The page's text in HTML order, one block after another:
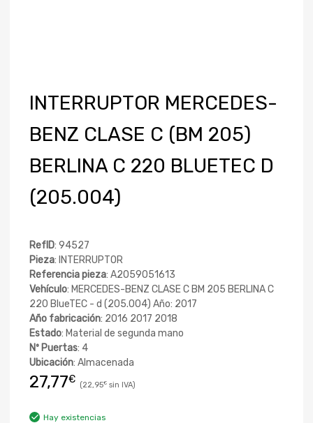
INTERRUPTOR MERCEDES-
BENZ CLASE C (BM 205)
BERLINA C 220 BLUETEC D
(205.004)
RefID: 94527
Pieza: INTERRUPTOR
Referencia pieza: A2059051613
Vehículo: MERCEDES-BENZ CLASE C BM 205 BERLINA C
220 BlueTEC - d (205.004) Año: 2017
Año fabricación: 2016 2017 2018
Estado: Material de segunda mano
Nº Puertas: 4
Ubicación: Almacenada
27,77€ 22,95€
Hay existencias